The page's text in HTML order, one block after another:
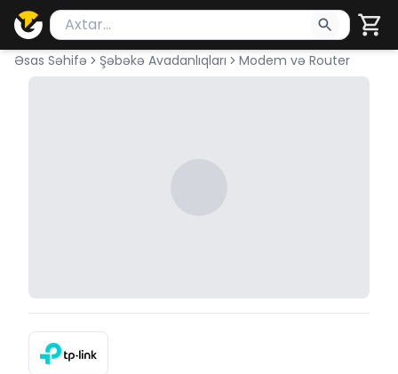
Məhsul axtar
Axtarış üçün ən azı 2 simvol yazın. Göndərmək
Əsas Səhifə Şəbəkə Avadanlıqları Modem və Router